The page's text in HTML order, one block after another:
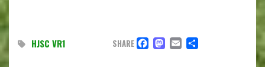
HJSC VR1 SHARE FACEBOOK
MASTODON
EMAIL